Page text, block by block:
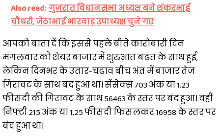
Also read: गुजरात विधानसभा अध्यक्ष बने शंकरभाई
चौधरी, जेठाभाई भारवाड़ उपाध्यक्ष चुने गए
आपको बाता दें कि इससे पहले बीते कारोबारी दिन
मंगलवार को शेयर बाजार में शुरुआत बढ़त के साथ हुई,
लेकिन दिनभर के उतार-चढ़ाव बीच अंत में बाजार तेज
गिरावट के साथ बंद हुआ था। सेंसेक्स 703 अंक या 1.23
फीसदी की गिरावट के साथ 56463 के स्तर पर बंद हुआ। वहीं
निफ्टी 215 अंक या 1.25 फीसदी फिसलकर 16958 के स्तर पर
बंद हुआ था।